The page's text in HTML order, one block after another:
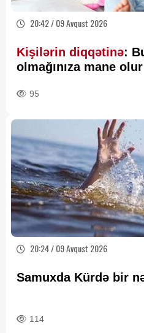
20:42 / 09 Avqust 2026
Kişilərin diqqətinə:
olmağınıza mane olur
95
20:24 / 09 Avqust 2026
Samuxda Kürdə bir
114